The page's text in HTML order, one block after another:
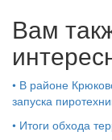
Вам
• В районе
запуска
• Итоги обхода